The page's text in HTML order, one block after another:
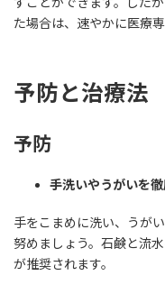
た場合は、速やかに医療
予防と治療法
予防
手洗いやうがいを
手をこまめに洗い、うが
努めましょう。石鹸と流
が推奨されます。